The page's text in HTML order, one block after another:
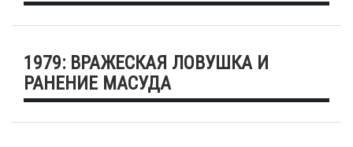
1979: ВРАЖЕСКАЯ ЛОВУШКА И
РАНЕНИЕ МАСУДА